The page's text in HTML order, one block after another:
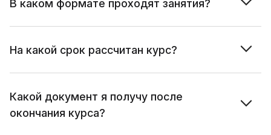
В каком формате проходят занятия?
На какой срок рассчитан курс?
Какой документ я получу после
окончания курса?